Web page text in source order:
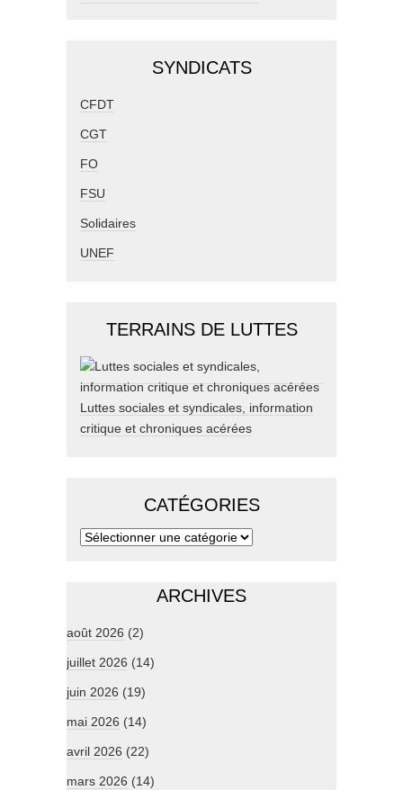
SYNDICATS
CFDT
CGT
FO
FSU
Solidaires
UNEF
TERRAINS DE LUTTES
Luttes sociales et syndicales, information
critique et chroniques acérées
CATÉGORIES
ARCHIVES
août 2026 (2)
juillet 2026 (14)
juin 2026 (19)
mai 2026 (14)
avril 2026 (22)
mars 2026 (14)